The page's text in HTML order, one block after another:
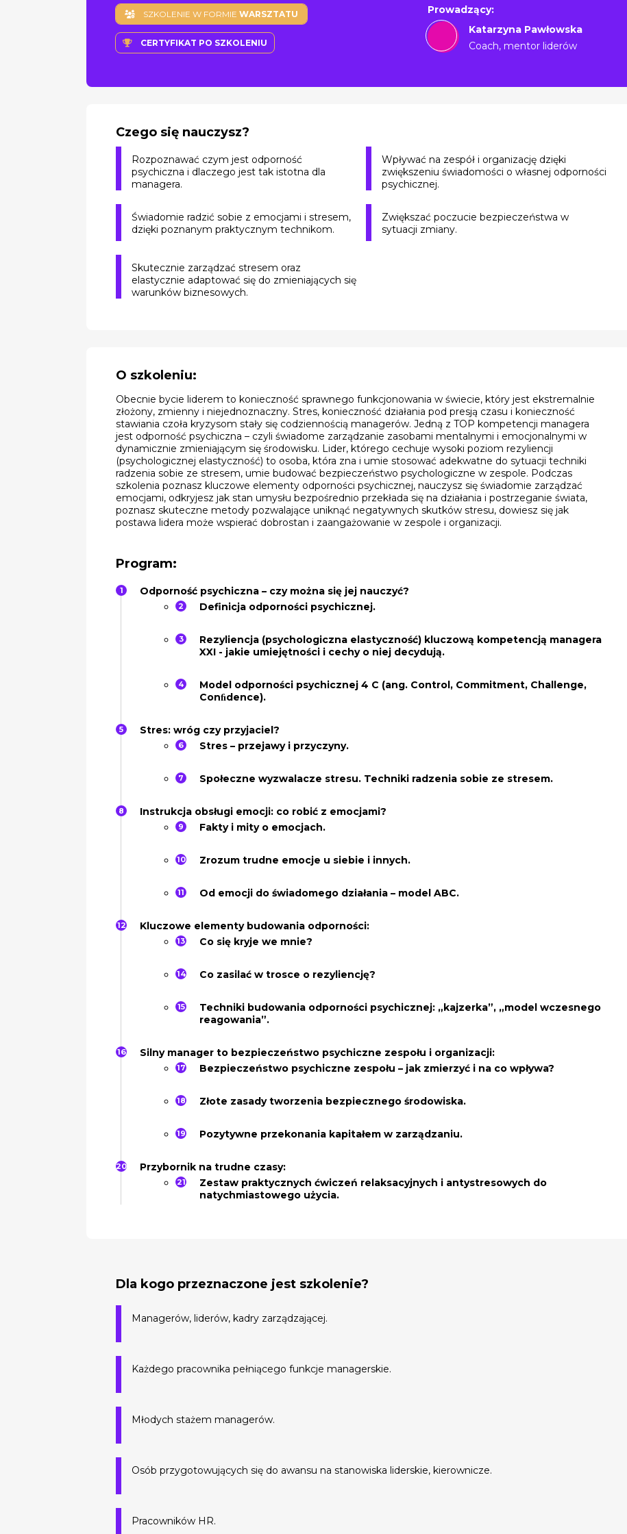
SZKOLENIE W FORMIE WARSZTATU
CERTYFIKAT PO SZKOLENIU
Prowadzący:
Katarzyna Pawłowska
Coach, mentor liderów
Czego się nauczysz?
Rozpoznawać czym jest odporność
psychiczna i dlaczego jest tak istotna dla
managera.
Świadomie radzić sobie z emocjami i stresem,
dzięki poznanym praktycznym technikom.
Skutecznie zarządzać stresem oraz
elastycznie adaptować się do zmieniających się
warunków biznesowych.
Wpływać na zespół i organizację dzięki
zwiększeniu świadomości o własnej odporności
psychicznej.
Zwiększać poczucie bezpieczeństwa w
sytuacji zmiany.
O szkoleniu:
Obecnie bycie liderem to konieczność sprawnego funkcjonowania w świecie, który jest ekstremalnie
złożony, zmienny i niejednoznaczny. Stres, konieczność działania pod presją czasu i konieczność
stawiania czoła kryzysom stały się codziennością managerów. Jedną z TOP kompetencji managera
jest odporność psychiczna – czyli świadome zarządzanie zasobami mentalnymi i emocjonalnymi w
dynamicznie zmieniającym się środowisku. Lider, którego cechuje wysoki poziom rezyliencji
(psychologicznej elastyczność) to osoba, która zna i umie stosować adekwatne do sytuacji techniki
radzenia sobie ze stresem, umie budować bezpieczeństwo psychologiczne w zespole. Podczas
szkolenia poznasz kluczowe elementy odporności psychicznej, nauczysz się świadomie zarządzać
emocjami, odkryjesz jak stan umysłu bezpośrednio przekłada się na działania i postrzeganie świata,
poznasz skuteczne metody pozwalające uniknąć negatywnych skutków stresu, dowiesz się jak
postawa lidera może wspierać dobrostan i zaangażowanie w zespole i organizacji.
Program:
Odporność psychiczna – czy można się jej nauczyć?
Definicja odporności psychicznej.
Rezyliencja (psychologiczna elastyczność) kluczową kompetencją managera
XXI - jakie umiejętności i cechy o niej decydują.
Model odporności psychicznej 4 C (ang. Control, Commitment, Challenge,
Conﬁdence).
Stres: wróg czy przyjaciel?
Stres – przejawy i przyczyny.
Społeczne wyzwalacze stresu. Techniki radzenia sobie ze stresem.
Instrukcja obsługi emocji: co robić z emocjami?
Fakty i mity o emocjach.
Zrozum trudne emocje u siebie i innych.
Od emocji do świadomego działania – model ABC.
Kluczowe elementy budowania odporności:
Co się kryje we mnie?
Co zasilać w trosce o rezyliencję?
Techniki budowania odporności psychicznej: „kajzerka”, „model wczesnego
reagowania”.
Silny manager to bezpieczeństwo psychiczne zespołu i organizacji:
Bezpieczeństwo psychiczne zespołu – jak zmierzyć i na co wpływa?
Złote zasady tworzenia bezpiecznego środowiska.
Pozytywne przekonania kapitałem w zarządzaniu.
Przybornik na trudne czasy:
Zestaw praktycznych ćwiczeń relaksacyjnych i antystresowych do
natychmiastowego użycia.
Dla kogo przeznaczone jest szkolenie?
Managerów, liderów, kadry zarządzającej.
Każdego pracownika pełniącego funkcje managerskie.
Młodych stażem managerów.
Osób przygotowujących się do awansu na stanowiska liderskie, kierownicze.
Pracowników HR.